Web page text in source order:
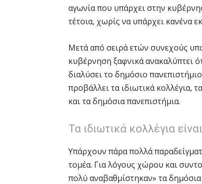
αγωνία που υπάρχει στην
τέτοια, χωρίς να υπάρχει κανένα
Μετά από σειρά ετών συνεχούς
κυβέρνηση ξαφνικά ανακαλύπτει
διαλύσει το δημόσιο
προβάλλει τα ιδιωτικά κολλέγια,
και τα δημόσια πανεπιστήμια.
Τα ιδιωτικά κολλέγια
Υπάρχουν πάρα πολλά
τομέα. Για λόγους χώρου και
πολύ αναβαθμίστηκαν» τα